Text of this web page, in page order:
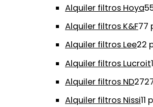
Alquiler filtros Hoya5
Alquiler filtros K&F77
Alquiler filtros Lee22
Alquiler filtros Lucroit1
Alquiler filtros ND27
Alquiler filtros Nissi11